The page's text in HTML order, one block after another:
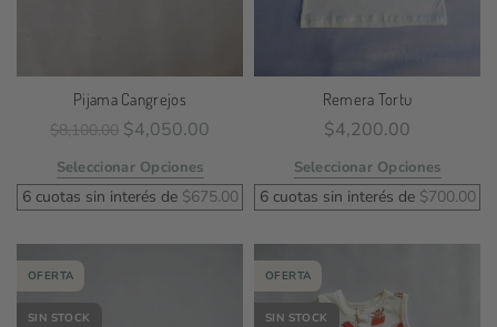
Pijama Cangrejos
$8,100.00 $4,050.00
Seleccionar Opciones
6 cuotas sin interés de $675.00
Remera Tortu
$4,200.00
Seleccionar Opciones
6 cuotas sin interés de $700.00
OFERTA
SIN STOCK
OFERTA
SIN STOCK